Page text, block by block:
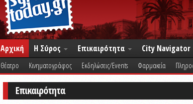
Αρχική Η Σύρος Επικαιρότητα City Navigator
Θέατρο Κινηματογράφος Εκδηλώσεις/Events Φαρμακεία
Επικαιρότητα